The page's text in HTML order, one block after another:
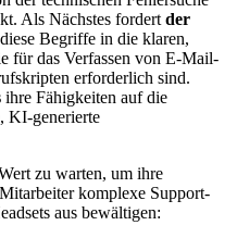
Als Nächstes fordert der
Begriffe in die klaren,
für das Verfassen von E-Mail-
erforderlich sind.
ihre Fähigkeiten auf die
KI-generierte
zu warten, um ihre
komplexe Support-
aus bewältigen: